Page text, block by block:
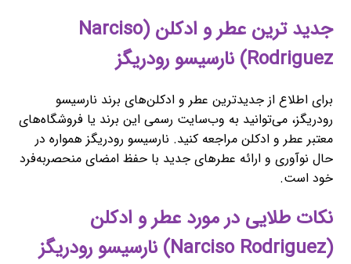
جدید ترین عطر و ادکلن (Narciso
Rodriguez) نارسیسو رودریگز
برای اطلاع از جدیدترین عطر و ادکلن‌های برند نارسیسو
رودریگز، می‌توانید به وب‌سایت رسمی این برند یا فروشگاه‌های
معتبر عطر و ادکلن مراجعه کنید. نارسیسو رودریگز همواره در
حال نوآوری و ارائه عطرهای جدید با حفظ امضای منحصربه‌فرد
خود است.
نکات طلایی در مورد عطر و ادکلن
(Narciso Rodriguez) نارسیسو رودریگز